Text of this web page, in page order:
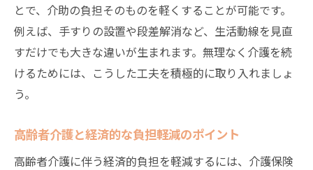
とで、介助の負担そのものを軽くすることが可能です。
例えば、手すりの設置や段差解消など、生活動線を見直
すだけでも大きな違いが生まれます。無理なく介護を続
けるためには、こうした工夫を積極的に取り入れましょ
う。
高齢者介護と経済的な負担軽減のポイント
高齢者介護に伴う経済的負担を軽減するには、介護保険